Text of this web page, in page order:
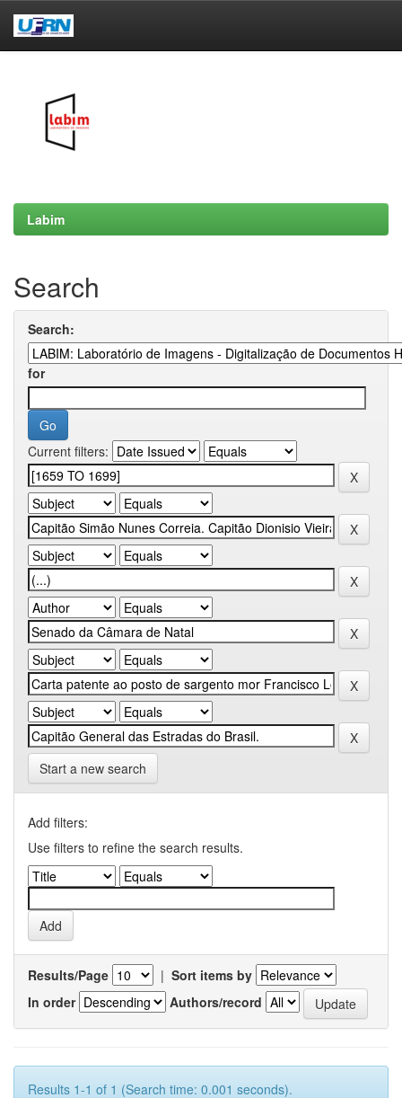
Labim
Search
Search:
for
Current filters:
Start a new search
Add filters:
Use filters to refine the search results.
Results/Page | Sort items by
In order
Authors/record
Results 1-1 of 1 (Search time: 0.001 seconds).